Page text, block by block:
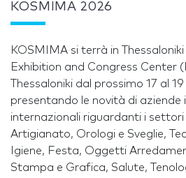
KOSMIMA 2026
KOSMIMA si terrà in
Exhibition and Congress Center
Thessaloniki dal prossimo 17 al
presentando le novità di aziende
internazionali riguardanti i
Artigianato, Orologi e Sveglie,
Igiene, Festa, Oggetti
Stampa e Grafica, Salute,